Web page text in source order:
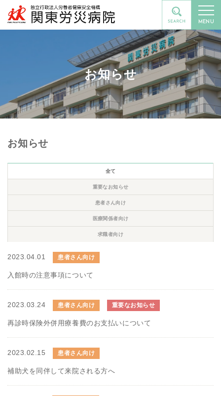
MENU
お知らせ
お知らせ
全て
重要なお知らせ
患者さん向け
医療関係者向け
求職者向け
2023.04.01 患者さん向け
入館時の注意事項について
2023.03.24 患者さん向け 重要なお知らせ
再診時保険外併用療養費のお支払いについて
2023.02.15 患者さん向け
補助犬を同伴して来院される方へ